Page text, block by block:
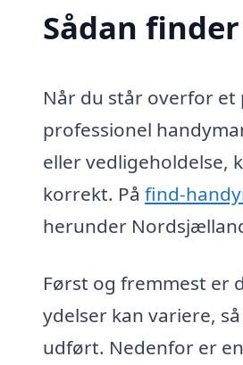
Sådan
Når du står overfor
professionel
eller vedligeholdelse,
korrekt. På find-
herunder
Først og fremmest er
ydelser kan variere,
udført. Nedenfor er